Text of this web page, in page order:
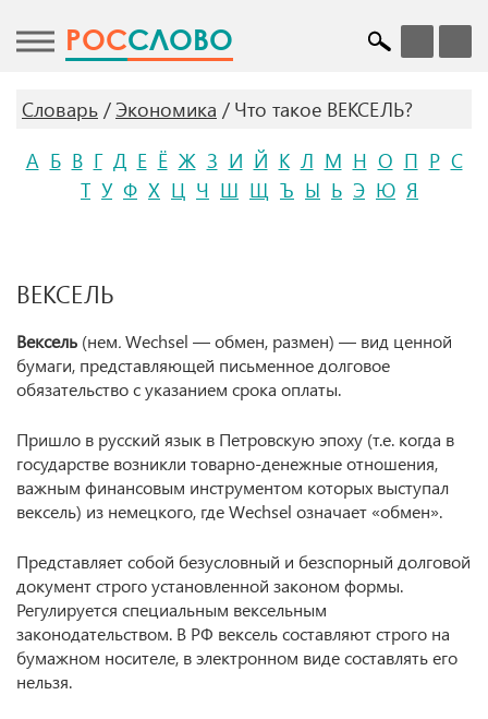
POCСЛОВО
Словарь Экономика
Что такое ВЕКСЕЛЬ?
А Б В Г Д Е Ё Ж З И Й К Л М Н О П Р С
Т У Ф Х Ц Ч Ш Щ Ъ Ы Ь Э Ю Я
ВЕКСЕЛЬ
Вексель (нем.Wechsel — обмен, размен) — вид ценной
бумаги, представляющей письменное долговое
обязательство с указанием срока оплаты.
Пришло в русский язык в Петровскую эпоху (т.е. когда в
государстве возникли товарно-денежные отношения,
важным финансовым инструментом которых выступал
вексель) из немецкого, где Wechsel означает «обмен».
Представляет собой безусловный и безспорный долговой
документ строго установленной законом формы.
Регулируется специальным вексельным
законодательством. В РФ вексель составляют строго на
бумажном носителе, в электронном виде составлять его
нельзя.